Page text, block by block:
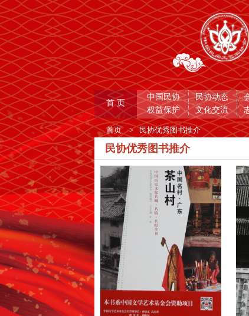
首 页
中国民协 民协动态
权益保护
文化交流
首页 > 民协优秀图书推介
民协优秀图书推介